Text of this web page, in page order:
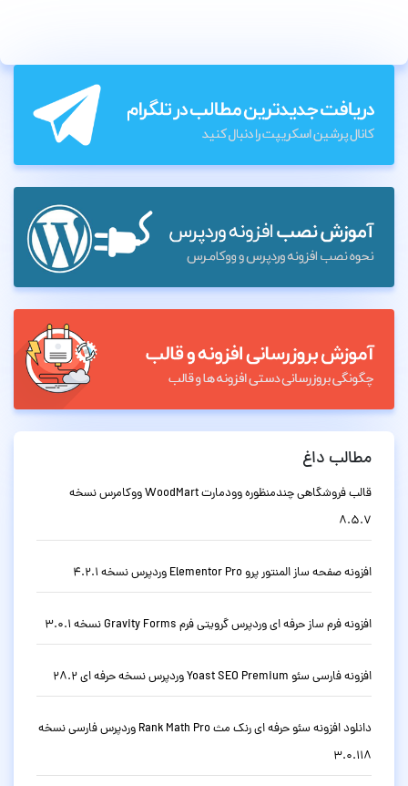
مطالب داغ
قالب فروشگاهی چندمنظوره وودمارت WoodMart ووکامرس نسخه
8.5.7
افزونه صفحه ساز المنتور پرو Elementor Pro وردپرس نسخه 4.2.1
افزونه فرم ساز حرفه ای وردپرس گرویتی فرم Gravity Forms نسخه 3.0.1
افزونه فارسی سئو Yoast SEO Premium وردپرس نسخه حرفه ای 28.2
دانلود افزونه سئو حرفه ای رنک مث Rank Math Pro وردپرس فارسی نسخه
3.0.118